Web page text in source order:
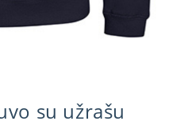
su užrašu